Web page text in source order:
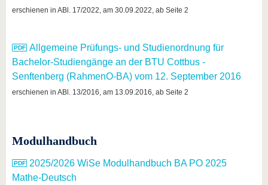
erschienen in ABl. 17/2022, am 30.09.2022, ab Seite 2
Allgemeine Prüfungs- und Studienordnung für
Bachelor-Studiengänge an der BTU Cottbus -
Senftenberg (RahmenO-BA) vom 12. September 2016
erschienen in ABl. 13/2016, am 13.09.2016, ab Seite 2
Modulhandbuch
2025/2026 WiSe Modulhandbuch BA PO 2025
Mathe-Deutsch